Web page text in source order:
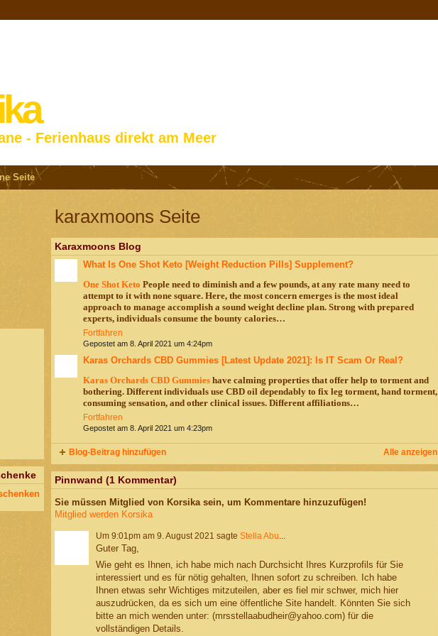
- Ferienhaus direkt am Meer
Seite
karaxmoons Seite
Karaxmoons Blog
What Is One Shot Keto [Weight Reduction Pills] Supplement?
One Shot Keto People need to diminish and a few pounds, at any rate many need to
attempt to it with none square. Here, the most concern emerges is the most ideal
approach to manage accomplish a sound weight decline plan. Strong with prepared
experts, individuals consume the bounty calories…
Fortfahren
Gepostet am 8. April 2021 um 4:24pm
Karas Orchards CBD Gummies [Latest Update 2021]: Is IT Scam Or Real?
Karas Orchards CBD Gummies have calming properties that offer help to torment and
bothering. Different individuals use CBD oil dependably to fix leg torment, hand torment,
consuming sensation, and other clinical issues. Different affiliations…
Fortfahren
Gepostet am 8. April 2021 um 4:23pm
Blog-Beitrag hinzufügen Alle anzeigen
Pinnwand (1 Kommentar)
Sie müssen Mitglied von Korsika sein, um Kommentare hinzuzufügen!
Mitglied werden Korsika
Um 9:01pm am 9. August 2021 sagte Stella Abu
Guter Tag,
Wie geht es Ihnen, ich habe mich nach Durchsicht Ihres Kurzprofils für Sie
interessiert und es für nötig gehalten, Ihnen sofort zu schreiben. Ich habe
Ihnen etwas sehr Wichtiges mitzuteilen, aber es fiel mir schwer, mich hier
auszudrücken, da es sich um eine öffentliche Site handelt. Könnten Sie sich
bitte an mich wenden unter: (mrsstellaabudheir@yahoo.com) für die
vollständigen Details.